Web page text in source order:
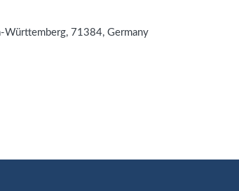
Württemberg, 71384,Germany